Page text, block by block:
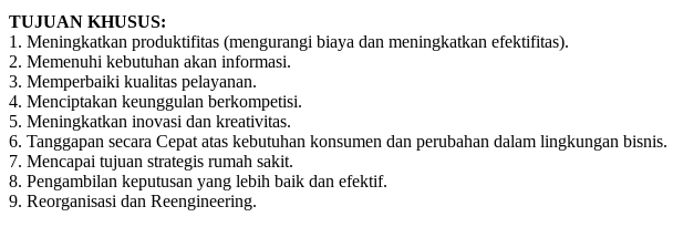
TUJUAN KHUSUS:
1. Meningkatkan produktifitas (mengurangi biaya dan meningkatkan efektifitas).
2. Memenuhi kebutuhan akan informasi.
3. Memperbaiki kualitas pelayanan.
4. Menciptakan keunggulan berkompetisi.
5. Meningkatkan inovasi dan kreativitas.
6. Tanggapan secara Cepat atas kebutuhan konsumen dan perubahan dalam lingkungan bisnis.
7. Mencapai tujuan strategis rumah sakit.
8. Pengambilan keputusan yang lebih baik dan efektif.
9. Reorganisasi dan Reengineering.